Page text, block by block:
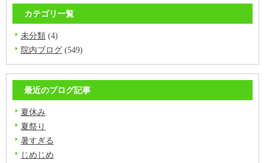
カテゴリ一覧
未分類 (4)
院内ブログ (549)
最近のブログ記事
夏休み
夏祭り
暑すぎる
じめじめ